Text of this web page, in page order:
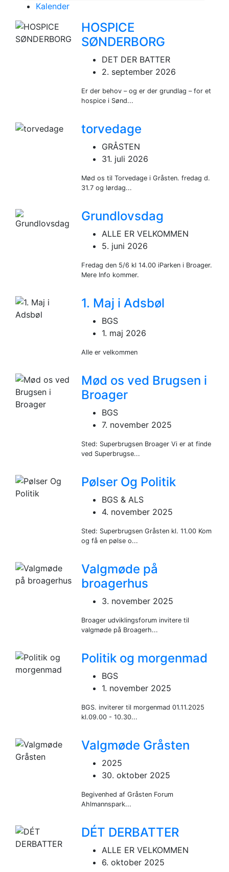
Kalender
HOSPICE
SØNDERBORG
DET DER BATTER
2. september 2026
Er der behov – og er der grundlag – for et
hospice i Sønd...
torvedage
GRÅSTEN
31. juli 2026
Mød os til Torvedage i Gråsten. fredag d.
31.7 og lørdag...
Grundlovsdag
ALLE ER VELKOMMEN
5. juni 2026
Fredag den 5/6 kl 14.00 iParken i Broager.
Mere Info kommer.
1. Maj i Adsbøl
BGS
1. maj 2026
Alle er velkommen
Mød os ved Brugsen i
Broager
BGS
7. november 2025
Sted: Superbrugsen Broager Vi er at finde
ved Superbrugse...
Pølser Og Politik
BGS & ALS
4. november 2025
Sted: Superbrugsen Gråsten kl. 11.00 Kom
og få en pølse o...
Valgmøde på
broagerhus
3. november 2025
Broager udviklingsforum invitere til
valgmøde på Broagerh...
Politik og morgenmad
BGS
1. november 2025
BGS. inviterer til morgenmad 01.11.2025
kl.09.00 - 10.30...
Valgmøde Gråsten
2025
30. oktober 2025
Begivenhed af Gråsten Forum
Ahlmannspark...
DÉT DERBATTER
ALLE ER VELKOMMEN
6. oktober 2025